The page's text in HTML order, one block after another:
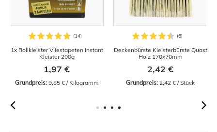
1x Rollkleister Vliestapeten Instant
Kleister 200g
1,97 €
Grundpreis: 9,85 € / Kilogramm
Deckenbürste Kleisterbürste Quast
Holz 170x70mm
2,42 €
Grundpreis: 2,42 € / Stück